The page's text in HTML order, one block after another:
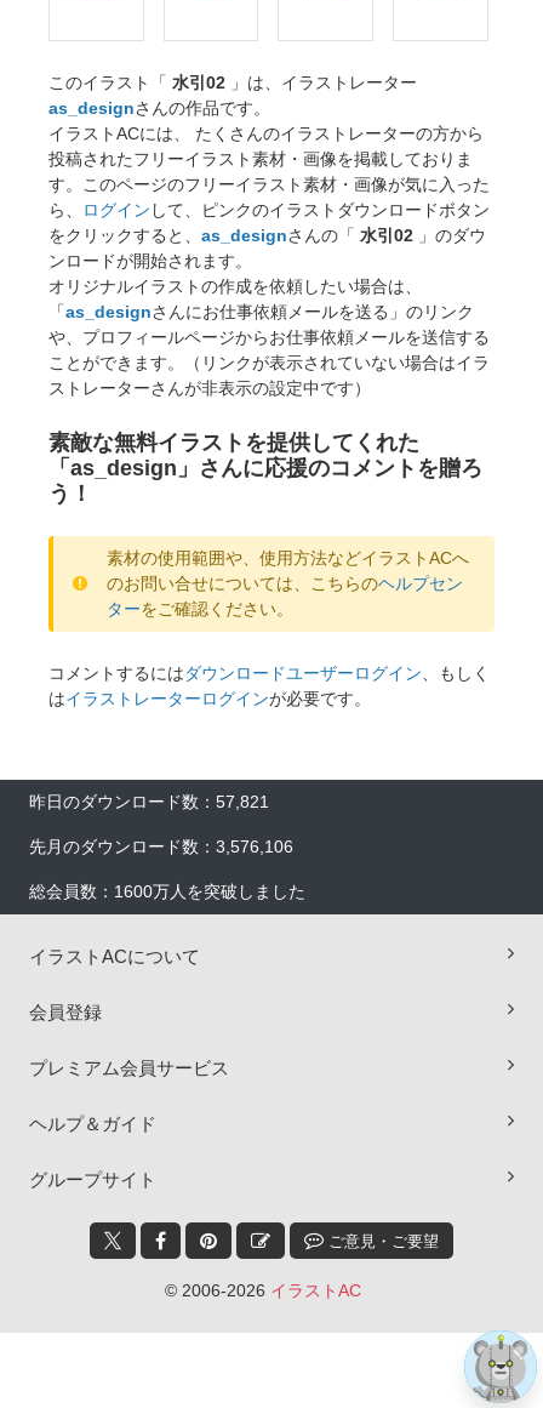
このイラスト「 水引02 」は、イラストレーター
as_designさんの作品です。
イラストACには、 たくさんのイラストレーターの方から
投稿されたフリーイラスト素材・画像を掲載しておりま
す。このページのフリーイラスト素材・画像が気に入った
ら、
ログイン して、ピンクのイラストダウンロードボタン
をクリックすると、 as_designさんの「 水引02 」のダウ
ンロードが開始されます。
オリジナルイラストの作成を依頼したい場合は、
「as_designさんにお仕事依頼メールを送る」のリンク
や、プロフィールページからお仕事依頼メールを送信する
ことができます。（リンクが表示されていない場合はイラ
ストレーターさんが非表示の設定中です）
素敵な無料イラストを提供してくれた
「as_design」さんに応援のコメントを贈ろ
う！
素材の使用範囲や、使用方法などイラストACへ
のお問い合せについては、こちらのヘルプセン
ターをご確認ください。
コメントするにはダウンロードユーザーログイン 、もしく
はイラストレーターログインが必要です。
昨日のダウンロード数：57,821
先月のダウンロード数：3,576,106
総会員数：1600万人を突破しました
イラストACについて
会員登録
プレミアム会員サービス
ヘルプ＆ガイド
グループサイト
ご意見・ご要望
© 2006-2026 イラストAC